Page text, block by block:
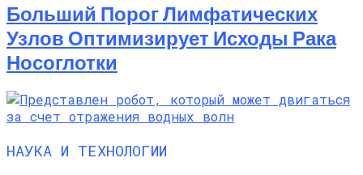
Больший Порог Лимфатических
Узлов Оптимизирует Исходы Рака
Носоглотки
НАУКА И ТЕХНОЛОГИИ